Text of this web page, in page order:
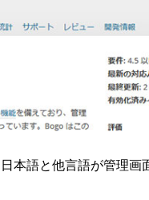
本語と他言語が管理画